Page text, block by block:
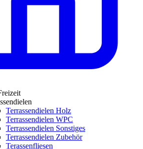
Terrassendielen Holz
Terrassendielen WPC
Terrassendielen Sonstiges
Terrassendielen Zubehör
Terassenfliesen